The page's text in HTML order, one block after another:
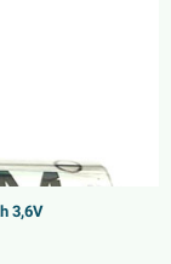
3,6V